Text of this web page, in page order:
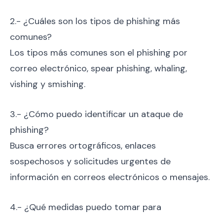
2.- ¿Cuáles son los tipos de phishing más
comunes?
Los tipos más comunes son el phishing por
correo electrónico, spear phishing, whaling,
vishing y smishing.
3.- ¿Cómo puedo identificar un ataque de
phishing?
Busca errores ortográficos, enlaces
sospechosos y solicitudes urgentes de
información en correos electrónicos o mensajes.
4.- ¿Qué medidas puedo tomar para